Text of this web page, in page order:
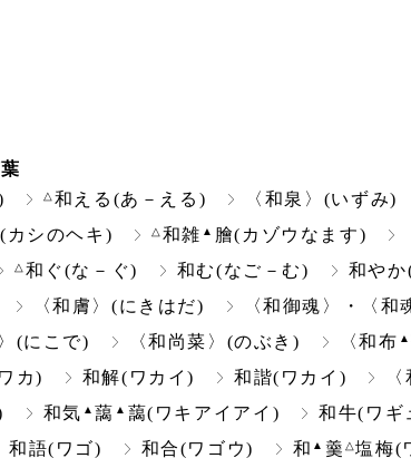
△ 和える(あ－える) 〈和泉〉(いずみ)
カシのヘキ) △ 和雑 ▲ 膾(カゾウなます)
△ 和ぐ(な－ぐ) 和む(なご－む) 和や
〈和膚〉(にきはだ) 〈和御魂〉・〈
(にこで) 〈和尚菜〉(のぶき) 〈和布 ▲
カ) 和解(ワカイ) 和諧(ワカイ)
和気 ▲藹 ▲ 藹(ワキアイアイ) 和牛(ワギ
和語(ワゴ) 和合(ワゴウ) 和 ▲羹 △塩梅(